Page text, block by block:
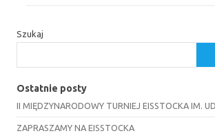
Szukaj
Ostatnie posty
II MIĘDZYNARODOWY TURNIEJ EISSTOCKA IM.
ZAPRASZAMY NA EISSTOCKA